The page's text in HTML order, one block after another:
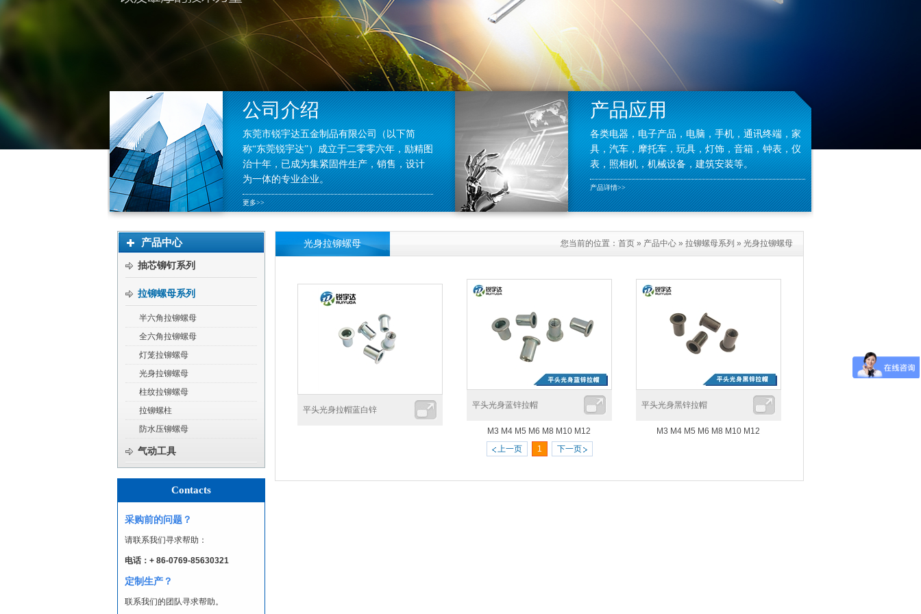
公司介绍
东莞市锐宇达五金制品有限公司（以下简
称“东莞锐宇达”）成立于二零零六年，励精图
治十年，已成为集紧固件生产，销售，设计
为一体的专业企业。
更多>>
产品应用
各类电器，电子产品，电脑，手机，通讯终端，家
具，汽车，摩托车，玩具，灯饰，音箱，钟表，仪
表，照相机，机械设备，建筑安装等。
产品详情>>
产品中心
抽芯铆钉系列
拉铆螺母系列
半六角拉铆螺母
全六角拉铆螺母
灯笼拉铆螺母
光身拉铆螺母
柱纹拉铆螺母
拉铆螺柱
防水压铆螺母
气动工具
Contacts
采购前的问题？
请联系我们寻求帮助：
电话：+ 86-0769-85630321
定制生产？
联系我们的团队寻求帮助。
光身拉铆螺母 您当前的位置： 首页 » 产品中心 » 拉铆螺母系列 » 光身拉铆螺母
平头光身拉帽蓝白锌 平头光身蓝锌拉帽
M3 M4 M5 M6 M8 M10 M12
平头光身黑锌拉帽
M3 M4 M5 M6 M8 M10 M12
上一页
1 下一页